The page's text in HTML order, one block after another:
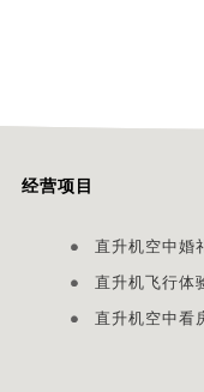
经营项目
直升机空中婚
直升机飞行体
直升机空中看